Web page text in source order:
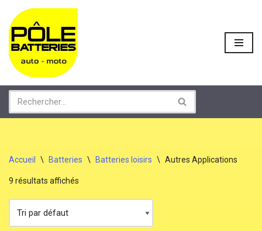
Aller
au
contenu
Accueil \ Batteries \ Batteries loisirs \ Autres Applications
9 résultats affichés